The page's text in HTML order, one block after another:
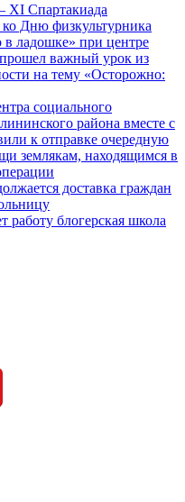
XI Спартакиада
Дню физкультурника
в ладошке» при центре
важный урок из
на тему «Осторожно:
социального
района вместе с
к отправке очередную
землякам, находящимся в
доставка граждан
блогерская школа